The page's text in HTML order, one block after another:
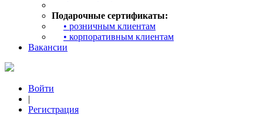
Подарочные сертификаты:
• розничным клиентам
• корпоративным клиентам
Вакансии
Войти
|
Регистрация